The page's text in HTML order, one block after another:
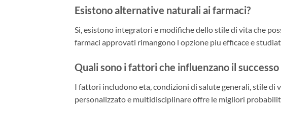
Esistono alternative naturali ai farmaci?
Si, esistono integratori e modifiche dello stile di vita che
farmaci approvati rimangono l opzione piu efficace e
Quali sono i fattori che influenzano il
I fattori includono eta, condizioni di salute generali, stile di
personalizzato e multidisciplinare offre le migliori